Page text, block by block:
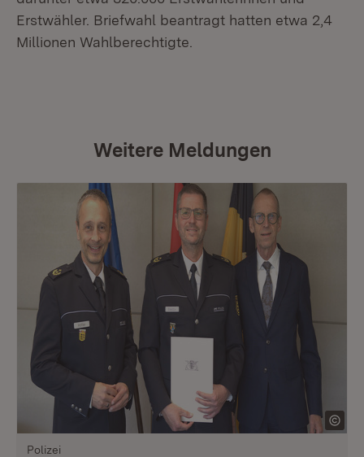
Erstwähler. Briefwahl beantragt hatten etwa 2,4
Millionen Wahlberechtigte.
Weitere Meldungen
Polizei